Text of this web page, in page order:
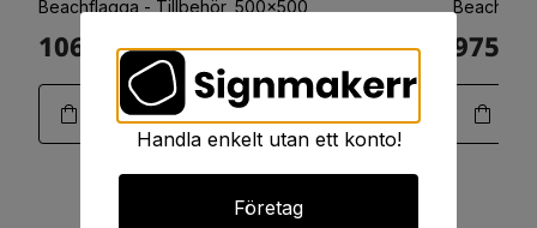
Beachflagga - Tillbehör, 500x500
1063:- Art.11-0188 975:-
Handla enkelt utan ett konto!
Företag